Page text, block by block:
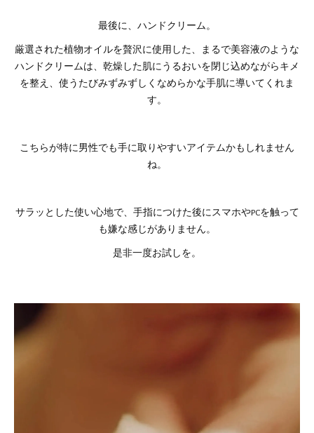
最後に、ハンドクリーム。
厳選された植物オイルを贅沢に使用した、まるで美容液のような
ハンドクリームは、乾燥した肌にうるおいを閉じ込めながらキメ
を整え、使うたびみずみずしくなめらかな手肌に導いてくれま
す。
こちらが特に男性でも手に取りやすいアイテムかもしれません
ね。
サラッとした使い心地で、手指につけた後にスマホやPCを触って
も嫌な感じがありません。
是非一度お試しを。